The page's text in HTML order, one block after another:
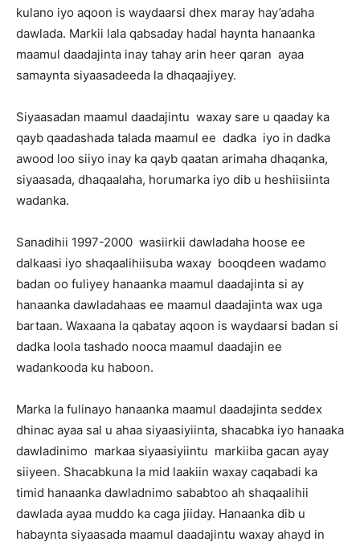
kulano iyo aqoon is waydaarsi dhex maray hay’adaha
dawlada. Markii lala qabsaday hadal haynta hanaanka
maamul daadajinta inay tahay arin heer qaran ayaa
samaynta siyaasadeeda la dhaqaajiyey.
Siyaasadan maamul daadajintu waxay sare u qaaday ka
qayb qaadashada talada maamul ee dadka iyo in dadka
awood loo siiyo inay ka qayb qaatan arimaha dhaqanka,
siyaasada, dhaqaalaha, horumarka iyo dib u heshiisiinta
wadanka.
Sanadihii 1997-2000 wasiirkii dawladaha hoose ee
dalkaasi iyo shaqaalihiisuba waxay booqdeen wadamo
badan oo fuliyey hanaanka maamul daadajinta si ay
hanaanka dawladahaas ee maamul daadajinta wax uga
bartaan. Waxaana la qabatay aqoon is waydaarsi badan si
dadka loola tashado nooca maamul daadajin ee
wadankooda ku haboon.
Marka la fulinayo hanaanka maamul daadajinta seddex
dhinac ayaa sal u ahaa siyaasiyiinta, shacabka iyo hanaaka
dawladinimo markaa siyaasiyiintu markiiba gacan ayay
siiyeen. Shacabkuna la mid laakiin waxay caqabadi ka
timid hanaanka dawladnimo sababtoo ah shaqaalihii
dawlada ayaa muddo ka caga jiiday. Hanaanka dib u
habaynta siyaasada maamul daadajintu waxay ahayd in